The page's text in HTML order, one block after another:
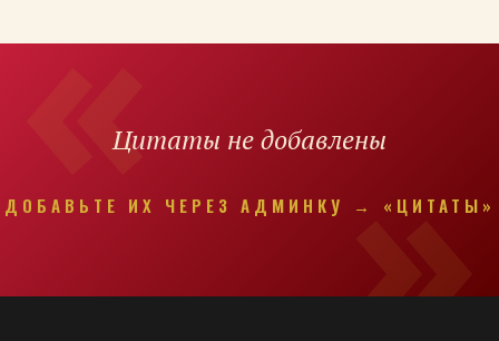
Цитаты не добавлены
ДОБАВЬТЕ ИХ ЧЕРЕЗ АДМИНКУ → «ЦИТАТЫ»